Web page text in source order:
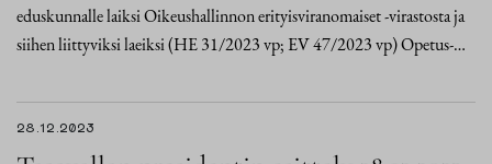
eduskunnalle laiksi Oikeushallinnon erityisviranomaiset -virastosta ja
siihen liittyviksi laeiksi (HE 31/2023 vp; EV 47/2023 vp) Opetus-…
28.12.2023